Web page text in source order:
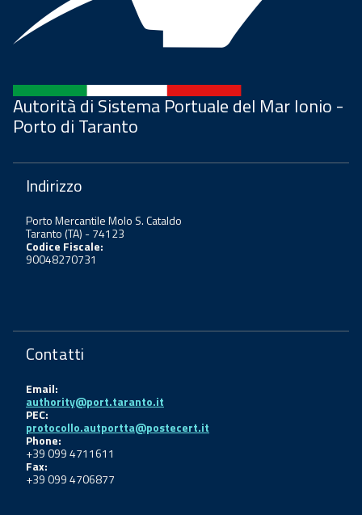
Autorità di Sistema Portuale del Mar Ionio -
Porto di Taranto
Indirizzo
Porto Mercantile Molo S. Cataldo
Taranto (TA) - 74123
Codice Fiscale:
90048270731
Contatti
Email:
authority@port.taranto.it
PEC:
protocollo.autportta@postecert.it
Phone:
+39 099 4711611
Fax:
+39 099 4706877